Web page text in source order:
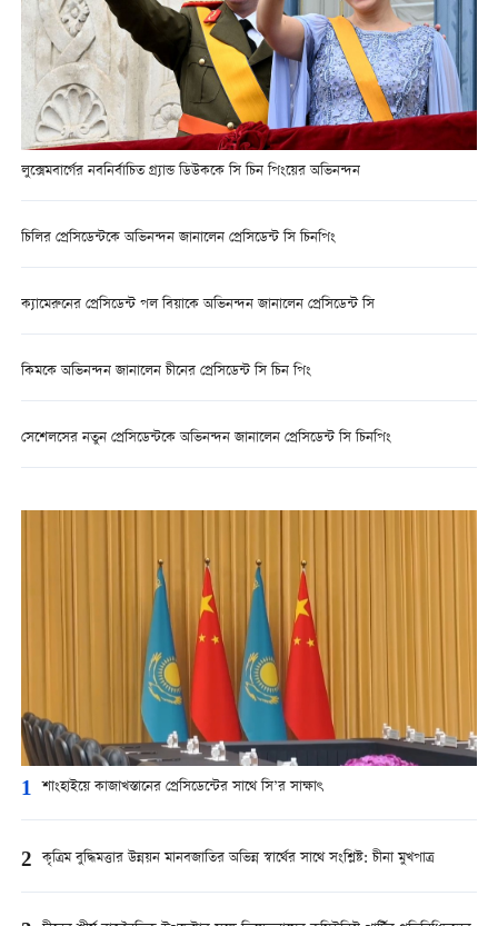
লুক্সেমবার্গের নবনির্বাচিত গ্র্যান্ড ডিউককে সি চিন পিংয়ের অভিনন্দন
চিলির প্রেসিডেন্টকে অভিনন্দন জানালেন প্রেসিডেন্ট সি চিনপিং
ক্যামেরুনের প্রেসিডেন্ট পল বিয়াকে অভিনন্দন জানালেন প্রেসিডেন্ট সি
কিমকে অভিনন্দন জানালেন চীনের প্রেসিডেন্ট সি চিন পিং
সেশেলসের নতুন প্রেসিডেন্টকে অভিনন্দন জানালেন প্রেসিডেন্ট সি চিনপিং
1 শাংহাইয়ে কাজাখস্তানের প্রেসিডেন্টের সাথে সি’র সাক্ষাৎ
2 কৃত্রিম বুদ্ধিমত্তার উন্নয়ন মানবজাতির অভিন্ন স্বার্থের সাথে সংশ্লিষ্ট: চীনা মুখপাত্র